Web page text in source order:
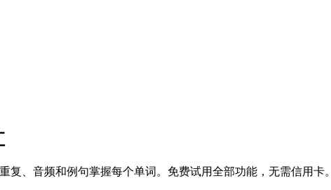
复、音频和例句掌握每个单词。免费试用全部功能，无需信用卡。